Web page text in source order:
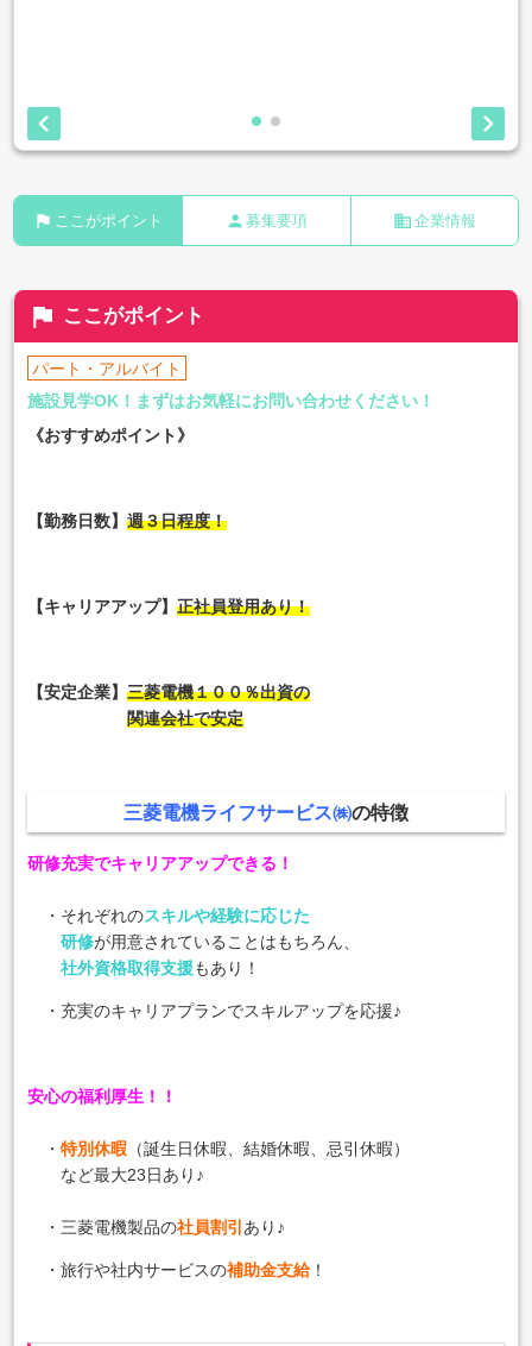
 
flag ここがポイント person 募集要項 business 企業情報
flag ここがポイント
パート・アルバイト
施設見学OK！まずはお気軽にお問い合わせください！
《おすすめポイント》
【勤務日数】週３日程度！
【キャリアアップ】正社員登用あり！
【安定企業】三菱電機１００％出資の
関連会社で安定
三菱電機ライフサービス㈱の特徴
研修充実でキャリアアップできる！
・それぞれのスキルや経験に応じた
研修が用意されていることはもちろん、
社外資格取得支援もあり！
・充実のキャリアプランでスキルアップを応援♪
安心の福利厚生！！
・特別休暇 （誕生日休暇、結婚休暇、忌引休暇）
など最大23日あり♪
・三菱電機製品の社員割引あり♪
・旅行や社内サービスの補助金支給！